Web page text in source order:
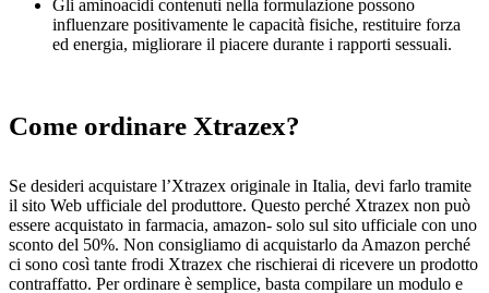
Gli aminoacidi contenuti nella formulazione possono
influenzare positivamente le capacità fisiche, restituire forza
ed energia, migliorare il piacere durante i rapporti sessuali.
Come ordinare Xtrazex?
Se desideri acquistare l’Xtrazex originale in Italia, devi farlo tramite
il sito Web ufficiale del produttore. Questo perché Xtrazex non può
essere acquistato in farmacia, amazon- solo sul sito ufficiale con uno
sconto del 50%. Non consigliamo di acquistarlo da Amazon perché
ci sono così tante frodi Xtrazex che rischierai di ricevere un prodotto
contraffatto. Per ordinare è semplice, basta compilare un modulo e